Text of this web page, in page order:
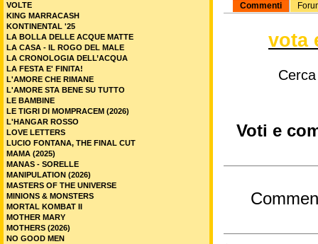
Commenti
vota
Voti e
VOLTE
KING MARRACASH
KONTINENTAL '25
LA BOLLA DELLE ACQUE MATTE
LA CASA - IL ROGO DEL MALE
LA CRONOLOGIA DELL’ACQUA
LA FESTA E' FINITA!
L'AMORE CHE RIMANE
L'AMORE STA BENE SU TUTTO
LE BAMBINE
LE TIGRI DI MOMPRACEM (2026)
L'HANGAR ROSSO
LOVE LETTERS
LUCIO FONTANA, THE FINAL CUT
MAMA (2025)
MANAS - SORELLE
MANIPULATION (2026)
MASTERS OF THE UNIVERSE
MINIONS & MONSTERS
MORTAL KOMBAT II
MOTHER MARY
MOTHERS (2026)
NO GOOD MEN